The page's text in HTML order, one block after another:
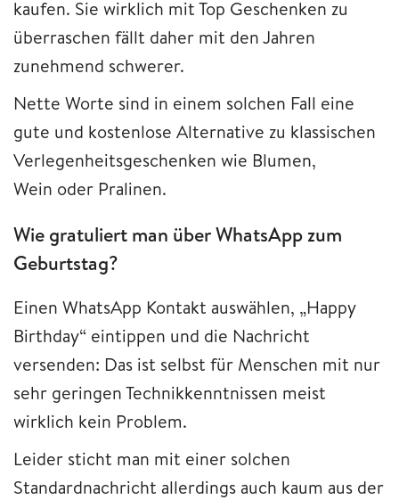
kaufen. Sie wirklich mit Top Geschenken zu
überraschen fällt daher mit den Jahren
zunehmend schwerer.
Nette Worte sind in einem solchen Fall eine
gute und kostenlose Alternative zu klassischen
Verlegenheitsgeschenken wie Blumen,
Wein oder Pralinen.
Wie gratuliert man über WhatsApp zum
Geburtstag?
Einen WhatsApp Kontakt auswählen, „Happy
Birthday“ eintippen und die Nachricht
versenden: Das ist selbst für Menschen mit nur
sehr geringen Technikkenntnissen meist
wirklich kein Problem.
Leider sticht man mit einer solchen
Standardnachricht allerdings auch kaum aus der